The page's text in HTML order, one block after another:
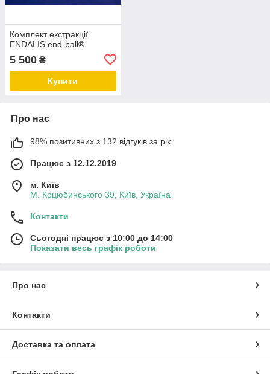
Комплект екстракції
ENDALIS end-ball®
5 500 ₴
Купити
Про нас
98% позитивних з 132 відгуків за рік
Працює з 12.12.2019
м. Київ
М. Коцюбинського 39, Київ, Україна
Контакти
Сьогодні працює з 10:00 до 14:00
Показати весь графік роботи
Про нас
Контакти
Доставка та оплата